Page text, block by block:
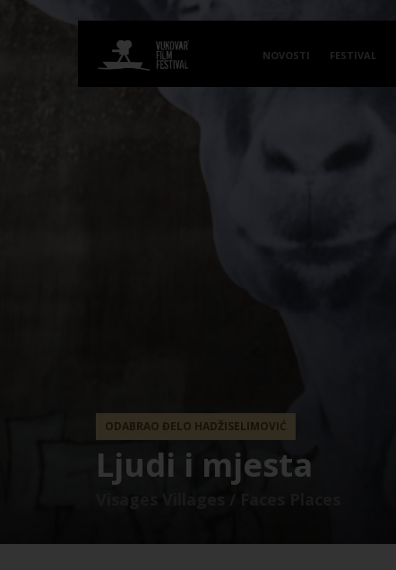
NOVOSTI FESTIVAL
ODABRAO ĐELO HADŽISELIMOVIĆ
Ljudi i mjesta